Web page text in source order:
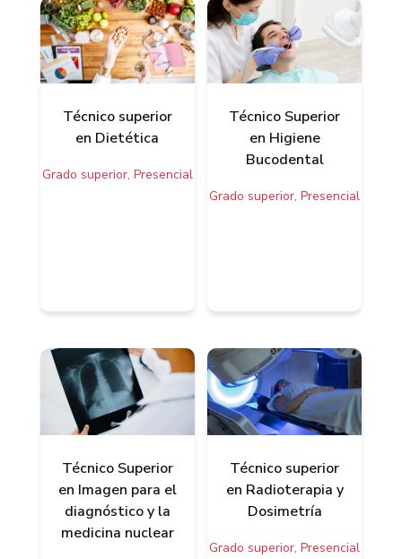
Técnico superior
en Dietética
Grado superior, Presencial
Técnico Superior
en Higiene
Bucodental
Grado superior, Presencial
Técnico Superior
en Imagen para el
diagnóstico y la
medicina nuclear
Técnico superior
en Radioterapia y
Dosimetría
Grado superior, Presencial